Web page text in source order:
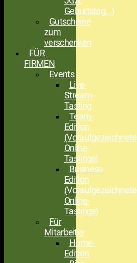
Geburtstag,..)
Gutscheine
zum
verschenken
FÜR
FIRMEN
Events
Live-
Stream-
Tasting
Team-
Edition
(Voraufgezeichnete
Online-
Tastings)
Business-
Edition
(Voraufgezeichnete
Online-
Tastings)
Für
Mitarbeiter
Home-
Edition